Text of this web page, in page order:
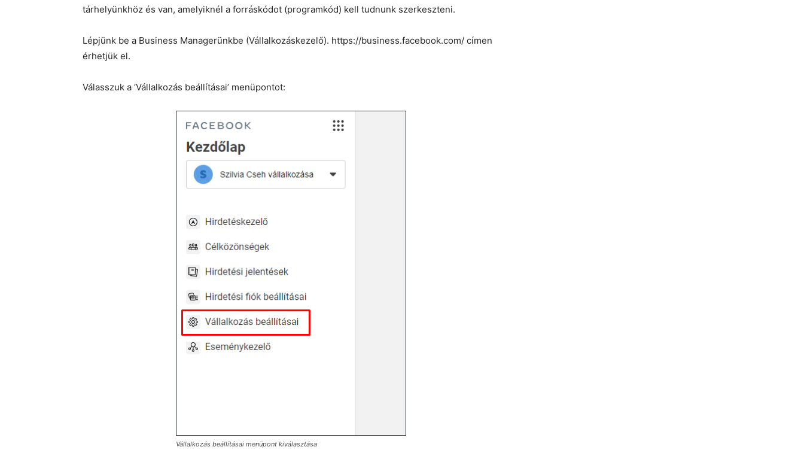
tárhelyünkhöz és van, amelyiknél a forráskódot (programkód) kell tudnunk szerkeszteni.
Lépjünk be a Business Managerünkbe (Vállalkozáskezelő). https://business.facebook.com/ címen
érhetjük el.
Válasszuk a ‘Vállalkozás beállításai’ menüpontot:
Vállalkozás beállításai menüpont kiválasztása